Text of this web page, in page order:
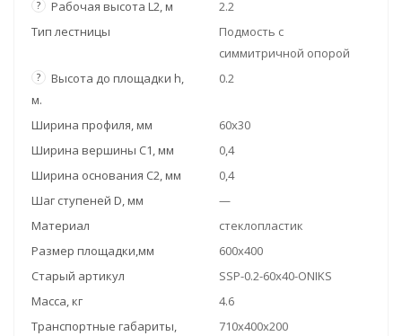
? Рабочая высота L2, м
2.2
Тип лестницы
Подмость с
симмитричной опорой
?
Высота до площадки h,
м.
0.2
Ширина профиля, мм
60х30
Ширина вершины С1, мм
0,4
Ширина основания C2, мм
0,4
Шаг ступеней D, мм
—
Материал
стеклопластик
Размер площадки,мм
600х400
Старый артикул
SSP-0.2-60x40-ONIKS
Масса, кг
4.6
Транспортные габариты,
710x400x200